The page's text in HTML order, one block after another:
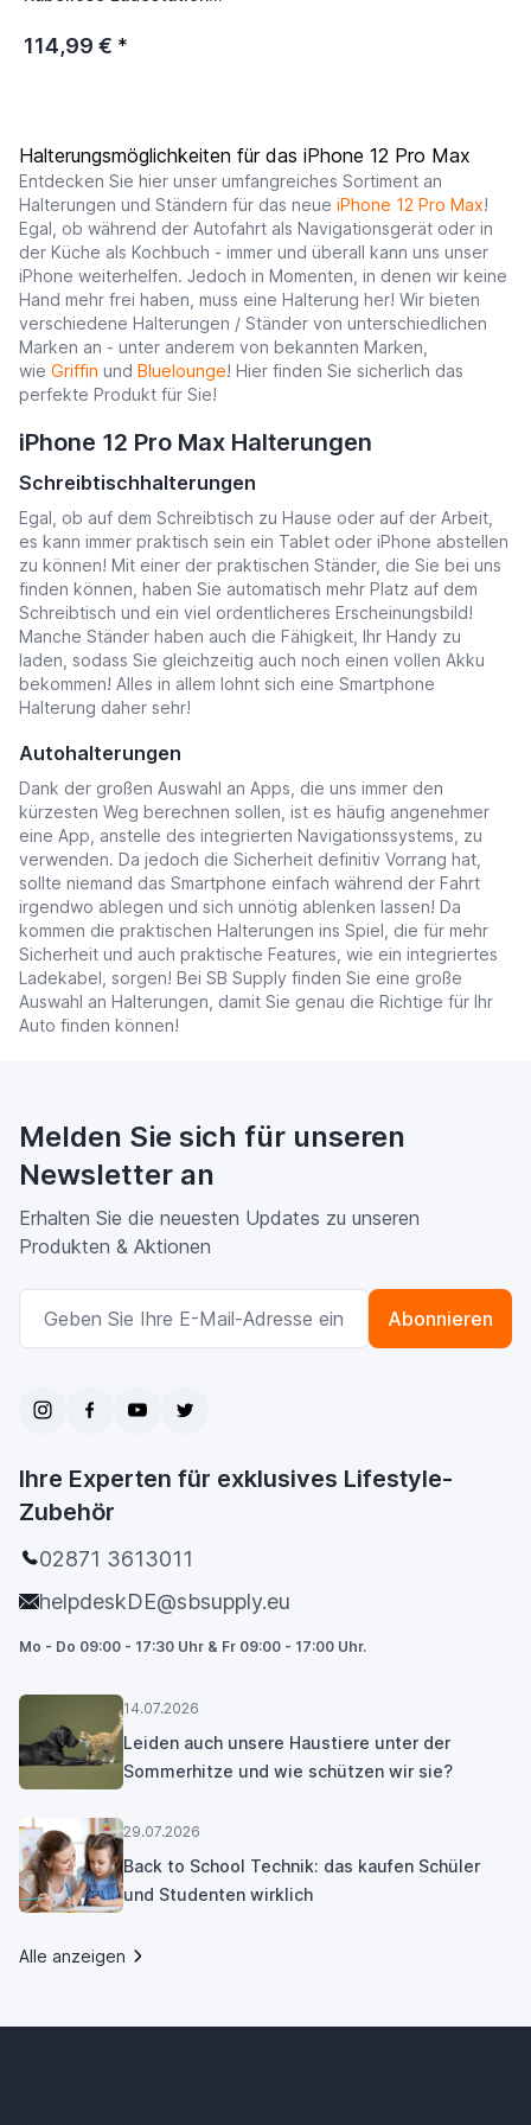
114,99 € *
Halterungsmöglichkeiten für das iPhone 12 Pro Max
Entdecken Sie hier unser umfangreiches Sortiment an
Halterungen und Ständern für das neue iPhone 12 Pro Max!
Egal, ob während der Autofahrt als Navigationsgerät oder in
der Küche als Kochbuch - immer und überall kann uns unser
iPhone weiterhelfen. Jedoch in Momenten, in denen wir keine
Hand mehr frei haben, muss eine Halterung her! Wir bieten
verschiedene Halterungen / Ständer von unterschiedlichen
Marken an - unter anderem von bekannten Marken,
wie Griffin und Bluelounge! Hier finden Sie sicherlich das
perfekte Produkt für Sie!
iPhone 12 Pro Max Halterungen
Schreibtischhalterungen
Egal, ob auf dem Schreibtisch zu Hause oder auf der Arbeit,
es kann immer praktisch sein ein Tablet oder iPhone abstellen
zu können! Mit einer der praktischen Ständer, die Sie bei uns
finden können, haben Sie automatisch mehr Platz auf dem
Schreibtisch und ein viel ordentlicheres Erscheinungsbild!
Manche Ständer haben auch die Fähigkeit, Ihr Handy zu
laden, sodass Sie gleichzeitig auch noch einen vollen Akku
bekommen! Alles in allem lohnt sich eine Smartphone
Halterung daher sehr!
Autohalterungen
Dank der großen Auswahl an Apps, die uns immer den
kürzesten Weg berechnen sollen, ist es häufig angenehmer
eine App, anstelle des integrierten Navigationssystems, zu
verwenden. Da jedoch die Sicherheit definitiv Vorrang hat,
sollte niemand das Smartphone einfach während der Fahrt
irgendwo ablegen und sich unnötig ablenken lassen! Da
kommen die praktischen Halterungen ins Spiel, die für mehr
Sicherheit und auch praktische Features, wie ein integriertes
Ladekabel, sorgen! Bei SB Supply finden Sie eine große
Auswahl an Halterungen, damit Sie genau die Richtige für Ihr
Auto finden können!
Melden Sie sich für unseren
Newsletter an
Erhalten Sie die neuesten Updates zu unseren
Produkten & Aktionen
E-Mailadresse
Abonnieren
Ihre Experten für exklusives Lifestyle-
Zubehör
02871 3613011
helpdeskDE@sbsupply.eu
Mo - Do 09:00 - 17:30 Uhr & Fr 09:00 - 17:00 Uhr.
14.07.2026
Leiden auch unsere Haustiere unter der
Sommerhitze und wie schützen wir sie?
29.07.2026
Back to School Technik: das kaufen Schüler
und Studenten wirklich
Alle anzeigen